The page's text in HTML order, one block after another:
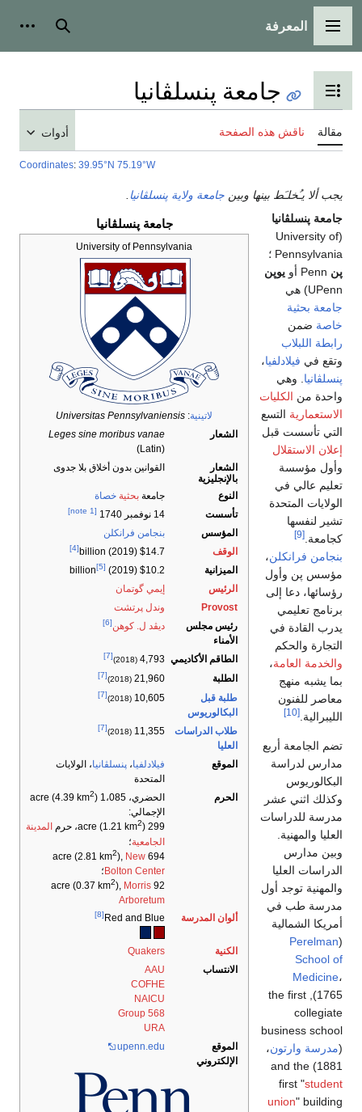
القائمة الرئيسية
المعرفة بحث
تبديل عرض جدول المحتويات
جامعة پنسلڤانيا
مقالة ناقش هذه الصفحة أدوات
Coordinates: 39.95°N 75.19°W
يجب ألا يـُخلـَط بينها وبين جامعة ولاية پنسلڤانيا
جامعة پنسلڤانيا
University of Pennsylvania
لاتينية:
Universitas Pennsylvaniensis
الشعار
Leges sine moribus vanae
(Latin)
الشعار
بالإنجليزية
القوانين بدون أخلاق بلا جدوى
النوع جامعة بحثية خصاة
تأسست
14 نوفمبر 1740 [note 1]
المؤسس
بنجامن فرانكلن
الوقف
$14.7 billion (2019)
[4]
الميزانية $10.2 billion
[5] (2019)
الرئيس
إيمي گوتمان
Provost
وندل پرتشت
رئيس مجلس
الأمناء
ديڤد ل. كوهن[6]
الطاقم الأكاديمي 4,793
(2018)
[7]
الطلبة 21,960
(2018)
[7]
طلبة قبل
البكالوريوس
10,605
(2018)
[7]
طلاب الدراسات
العليا
11,355
(2018)
[7]
الموقع فيلادلفيا، پنسلڤانيا، الولايات
المتحدة
الحرم
الحضري، 1،085 acre (4.39 km 2)
الإجمالي:
299 acre (1.21 km
2)، حرم
المدينة
الجامعية؛
694 acre (2.81 km
2), New
Bolton Center؛
92 acre (0.37 km
2), Morris
Arboretum
ألوان المدرسة
Red and Blue
[8]
الكنية
Quakers
الانتساب
AAU
COFHE
NAICU
568 Group
URA
الموقع
الإلكتروني
upenn.edu
جامعة پنسلڤانيا
(University of
Pennsylvania ؛
پن
يوپن
UPenn) هي
جامعة بحثية
خاصة ضمن
رابطة اللبلاب
وتقع في فيلادلفيا،
پنسلڤانيا . وهي
واحدة من الكليات
الاستعمارية التسع
التي تأسست قبل
إعلان الاستقلال
وأول مؤسسة
تعليم عالي في
الولايات المتحدة
تشير لنفسها
كجامعة. [9]
بنجامن فرانكلن،
مؤسس پن وأول
رؤسائها، دعا إلى
برنامج تعليمي
يدرب القادة في
التجارة والحكم
والخدمة العامة،
بما يشبه منهج
معاصر للفنون
الليبرالية. [10]
تضم الجامعة أربع
مدارس لدراسة
البكالوريوس
وكذلك اثني عشر
مدرسة للدراسات
العليا والمهنية.
وبين مدارس
الدراسات العليا
والمهنية توجد أول
مدرسة طب في
أمريكا الشمالية
(
Perelman
School of
Medicine،
1765), the first
collegiate
business school
(مدرسة وارتون،
1881) and the
first "student
union" building